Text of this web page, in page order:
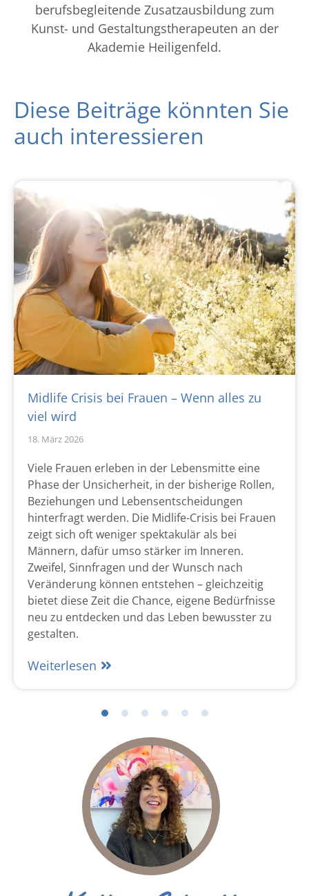
berufsbegleitende Zusatzausbildung zum
Kunst- und Gestaltungstherapeuten an der
Akademie Heiligenfeld.
Diese Beiträge könnten Sie
auch interessieren
Midlife Crisis bei Frauen – Wenn alles zu
viel wird
18. März 2026
Viele Frauen erleben in der Lebensmitte eine
Phase der Unsicherheit, in der bisherige Rollen,
Beziehungen und Lebensentscheidungen
hinterfragt werden. Die Midlife-Crisis bei Frauen
zeigt sich oft weniger spektakulär als bei
Männern, dafür umso stärker im Inneren.
Zweifel, Sinnfragen und der Wunsch nach
Veränderung können entstehen – gleichzeitig
bietet diese Zeit die Chance, eigene Bedürfnisse
neu zu entdecken und das Leben bewusster zu
gestalten.
Weiterlesen